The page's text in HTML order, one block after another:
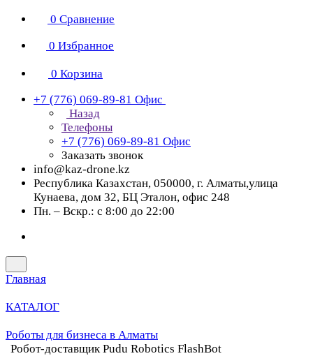
0 Сравнение
0 Избранное
0 Корзина
+7 (776) 069-89-81 Офис
Назад
Телефоны
+7 (776) 069-89-81 Офис
Заказать звонок
info@kaz-drone.kz
Республика Казахстан, 050000, г. Алматы,улица
Кунаева, дом 32, БЦ Эталон, офис 248
Пн. – Вскр.: с 8:00 до 22:00
Главная
КАТАЛОГ
Роботы для бизнеса в Алматы
Робот-доставщик Pudu Robotics FlashBot